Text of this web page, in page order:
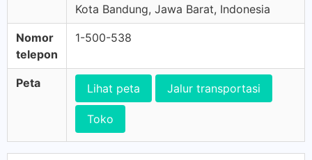
Kota Bandung, Jawa Barat, Indonesia
Nomor
telepon
1-500-538
Peta Lihat peta Jalur transportasi
Toko